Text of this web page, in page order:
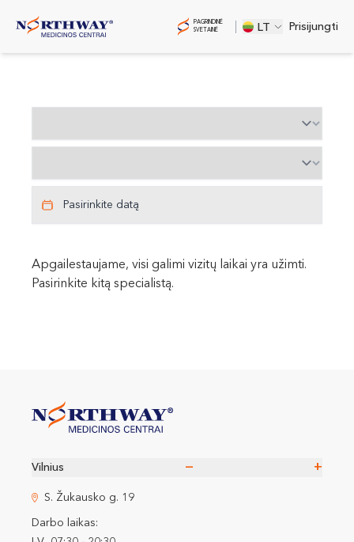
PAGRINDINĖ
SVETAINĖ
LT Prisijungti
Apgailestaujame, visi galimi vizitų laikai yra užimti.
Pasirinkite kitą specialistą.
Vilnius − +
S. Žukausko g. 19
Darbo laikas: